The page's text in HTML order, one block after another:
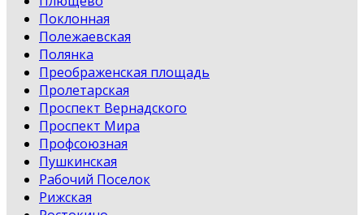
Поклонная
Полежаевская
Полянка
Преображенская площадь
Пролетарская
Проспект Вернадского
Проспект Мира
Профсоюзная
Пушкинская
Рабочий Поселок
Рижская